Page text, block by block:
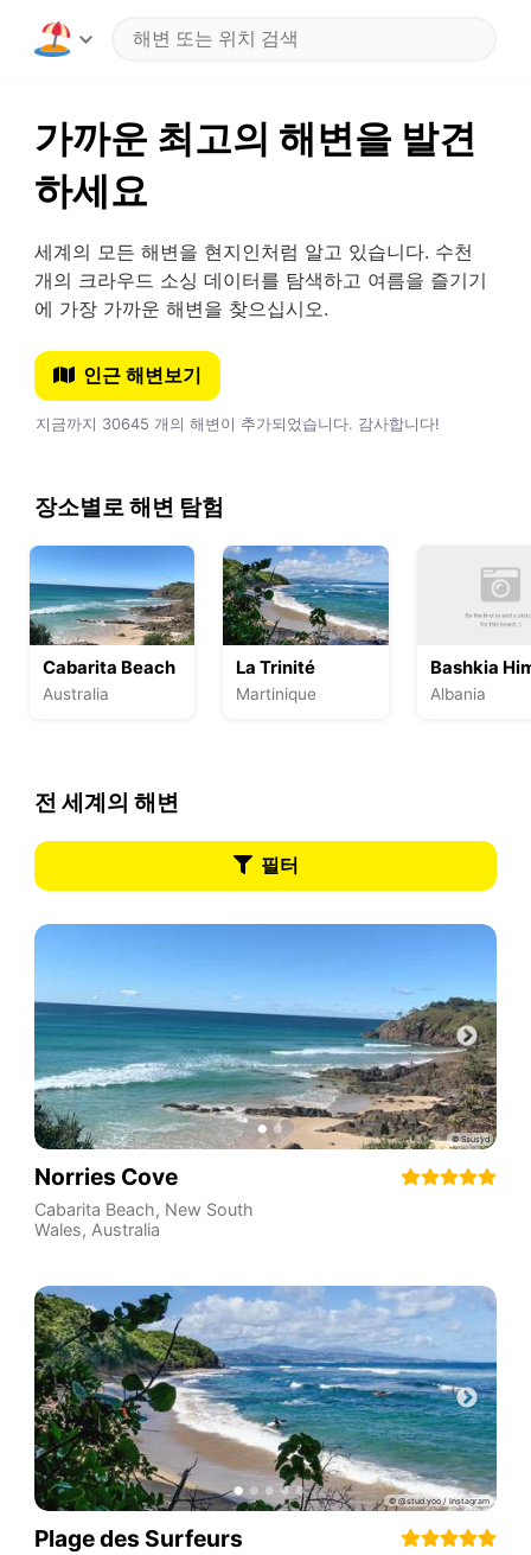
가까운 최고의 해변을 발견
하세요
세계의 모든 해변을 현지인처럼 알고 있습니다. 수천
개의 크라우드 소싱 데이터를 탐색하고 여름을 즐기기
에 가장 가까운 해변을 찾으십시오.
인근 해변보기
지금까지 30645 개의 해변이 추가되었습니다. 감사합니다!
장소별로 해변 탐험
Cabarita Beach
Australia
La Trinité
Martinique
Bashkia
Albania
전 세계의 해변
필터
Norries Cove
Cabarita Beach, New South
Wales, Australia
Plage des Surfeurs